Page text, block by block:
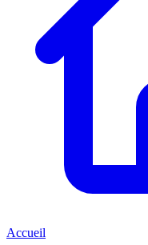
Accueil